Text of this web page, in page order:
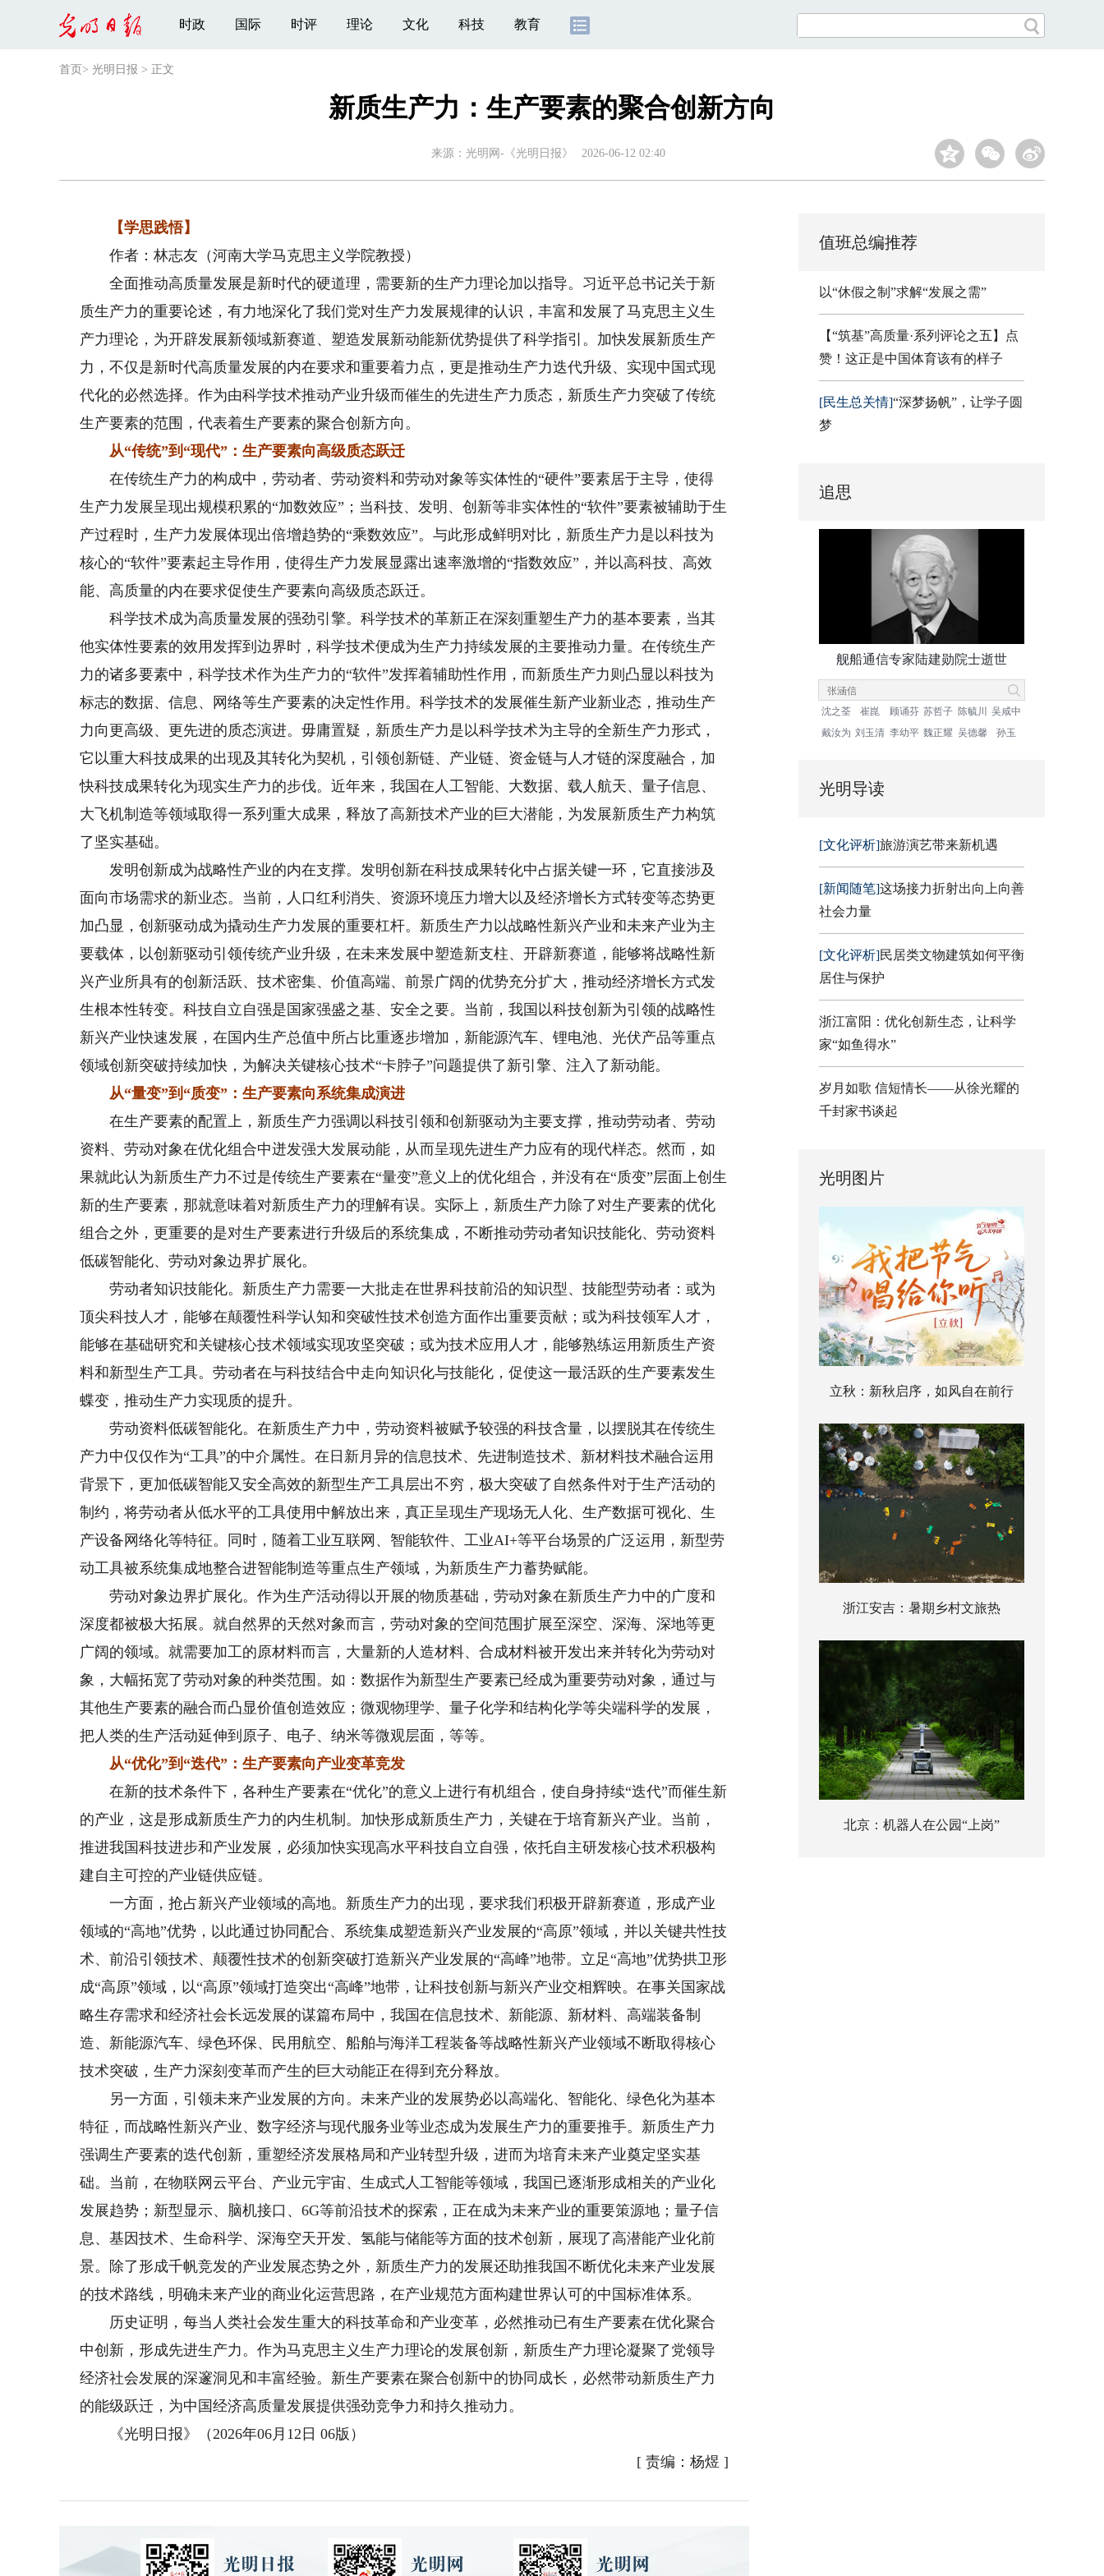
时政 国际 时评 理论 文化 科技 教育
首页 > 光明日报 > 正文
新质生产力：生产要素的聚合创新方向
来源： 光明网-《光明日报》 2026-06-12 02:40
【学思践悟】
作者：林志友（河南大学马克思主义学院教授）
全面推动高质量发展是新时代的硬道理，需要新的生产力理论加以指导。习近平总书记关于新
质生产力的重要论述，有力地深化了我们党对生产力发展规律的认识，丰富和发展了马克思主义生
产力理论，为开辟发展新领域新赛道、塑造发展新动能新优势提供了科学指引。加快发展新质生产
力，不仅是新时代高质量发展的内在要求和重要着力点，更是推动生产力迭代升级、实现中国式现
代化的必然选择。作为由科学技术推动产业升级而催生的先进生产力质态，新质生产力突破了传统
生产要素的范围，代表着生产要素的聚合创新方向。
从“传统”到“现代”：生产要素向高级质态跃迁
在传统生产力的构成中，劳动者、劳动资料和劳动对象等实体性的“硬件”要素居于主导，使得
生产力发展呈现出规模积累的“加数效应”；当科技、发明、创新等非实体性的“软件”要素被辅助于生
产过程时，生产力发展体现出倍增趋势的“乘数效应”。与此形成鲜明对比，新质生产力是以科技为
核心的“软件”要素起主导作用，使得生产力发展显露出速率激增的“指数效应”，并以高科技、高效
能、高质量的内在要求促使生产要素向高级质态跃迁。
科学技术成为高质量发展的强劲引擎。科学技术的革新正在深刻重塑生产力的基本要素，当其
他实体性要素的效用发挥到边界时，科学技术便成为生产力持续发展的主要推动力量。在传统生产
力的诸多要素中，科学技术作为生产力的“软件”发挥着辅助性作用，而新质生产力则凸显以科技为
标志的数据、信息、网络等生产要素的决定性作用。科学技术的发展催生新产业新业态，推动生产
力向更高级、更先进的质态演进。毋庸置疑，新质生产力是以科学技术为主导的全新生产力形式，
它以重大科技成果的出现及其转化为契机，引领创新链、产业链、资金链与人才链的深度融合，加
快科技成果转化为现实生产力的步伐。近年来，我国在人工智能、大数据、载人航天、量子信息、
大飞机制造等领域取得一系列重大成果，释放了高新技术产业的巨大潜能，为发展新质生产力构筑
了坚实基础。
发明创新成为战略性产业的内在支撑。发明创新在科技成果转化中占据关键一环，它直接涉及
面向市场需求的新业态。当前，人口红利消失、资源环境压力增大以及经济增长方式转变等态势更
加凸显，创新驱动成为撬动生产力发展的重要杠杆。新质生产力以战略性新兴产业和未来产业为主
要载体，以创新驱动引领传统产业升级，在未来发展中塑造新支柱、开辟新赛道，能够将战略性新
兴产业所具有的创新活跃、技术密集、价值高端、前景广阔的优势充分扩大，推动经济增长方式发
生根本性转变。科技自立自强是国家强盛之基、安全之要。当前，我国以科技创新为引领的战略性
新兴产业快速发展，在国内生产总值中所占比重逐步增加，新能源汽车、锂电池、光伏产品等重点
领域创新突破持续加快，为解决关键核心技术“卡脖子”问题提供了新引擎、注入了新动能。
从“量变”到“质变”：生产要素向系统集成演进
在生产要素的配置上，新质生产力强调以科技引领和创新驱动为主要支撑，推动劳动者、劳动
资料、劳动对象在优化组合中迸发强大发展动能，从而呈现先进生产力应有的现代样态。然而，如
果就此认为新质生产力不过是传统生产要素在“量变”意义上的优化组合，并没有在“质变”层面上创生
新的生产要素，那就意味着对新质生产力的理解有误。实际上，新质生产力除了对生产要素的优化
组合之外，更重要的是对生产要素进行升级后的系统集成，不断推动劳动者知识技能化、劳动资料
低碳智能化、劳动对象边界扩展化。
劳动者知识技能化。新质生产力需要一大批走在世界科技前沿的知识型、技能型劳动者：或为
顶尖科技人才，能够在颠覆性科学认知和突破性技术创造方面作出重要贡献；或为科技领军人才，
能够在基础研究和关键核心技术领域实现攻坚突破；或为技术应用人才，能够熟练运用新质生产资
料和新型生产工具。劳动者在与科技结合中走向知识化与技能化，促使这一最活跃的生产要素发生
蝶变，推动生产力实现质的提升。
劳动资料低碳智能化。在新质生产力中，劳动资料被赋予较强的科技含量，以摆脱其在传统生
产力中仅仅作为“工具”的中介属性。在日新月异的信息技术、先进制造技术、新材料技术融合运用
背景下，更加低碳智能又安全高效的新型生产工具层出不穷，极大突破了自然条件对于生产活动的
制约，将劳动者从低水平的工具使用中解放出来，真正呈现生产现场无人化、生产数据可视化、生
产设备网络化等特征。同时，随着工业互联网、智能软件、工业AI+等平台场景的广泛运用，新型劳
动工具被系统集成地整合进智能制造等重点生产领域，为新质生产力蓄势赋能。
劳动对象边界扩展化。作为生产活动得以开展的物质基础，劳动对象在新质生产力中的广度和
深度都被极大拓展。就自然界的天然对象而言，劳动对象的空间范围扩展至深空、深海、深地等更
广阔的领域。就需要加工的原材料而言，大量新的人造材料、合成材料被开发出来并转化为劳动对
象，大幅拓宽了劳动对象的种类范围。如：数据作为新型生产要素已经成为重要劳动对象，通过与
其他生产要素的融合而凸显价值创造效应；微观物理学、量子化学和结构化学等尖端科学的发展，
把人类的生产活动延伸到原子、电子、纳米等微观层面，等等。
从“优化”到“迭代”：生产要素向产业变革竞发
在新的技术条件下，各种生产要素在“优化”的意义上进行有机组合，使自身持续“迭代”而催生新
的产业，这是形成新质生产力的内生机制。加快形成新质生产力，关键在于培育新兴产业。当前，
推进我国科技进步和产业发展，必须加快实现高水平科技自立自强，依托自主研发核心技术积极构
建自主可控的产业链供应链。
一方面，抢占新兴产业领域的高地。新质生产力的出现，要求我们积极开辟新赛道，形成产业
领域的“高地”优势，以此通过协同配合、系统集成塑造新兴产业发展的“高原”领域，并以关键共性技
术、前沿引领技术、颠覆性技术的创新突破打造新兴产业发展的“高峰”地带。立足“高地”优势拱卫形
成“高原”领域，以“高原”领域打造突出“高峰”地带，让科技创新与新兴产业交相辉映。在事关国家战
略生存需求和经济社会长远发展的谋篇布局中，我国在信息技术、新能源、新材料、高端装备制
造、新能源汽车、绿色环保、民用航空、船舶与海洋工程装备等战略性新兴产业领域不断取得核心
技术突破，生产力深刻变革而产生的巨大动能正在得到充分释放。
另一方面，引领未来产业发展的方向。未来产业的发展势必以高端化、智能化、绿色化为基本
特征，而战略性新兴产业、数字经济与现代服务业等业态成为发展生产力的重要推手。新质生产力
强调生产要素的迭代创新，重塑经济发展格局和产业转型升级，进而为培育未来产业奠定坚实基
础。当前，在物联网云平台、产业元宇宙、生成式人工智能等领域，我国已逐渐形成相关的产业化
发展趋势；新型显示、脑机接口、6G等前沿技术的探索，正在成为未来产业的重要策源地；量子信
息、基因技术、生命科学、深海空天开发、氢能与储能等方面的技术创新，展现了高潜能产业化前
景。除了形成千帆竞发的产业发展态势之外，新质生产力的发展还助推我国不断优化未来产业发展
的技术路线，明确未来产业的商业化运营思路，在产业规范方面构建世界认可的中国标准体系。
历史证明，每当人类社会发生重大的科技革命和产业变革，必然推动已有生产要素在优化聚合
中创新，形成先进生产力。作为马克思主义生产力理论的发展创新，新质生产力理论凝聚了党领导
经济社会发展的深邃洞见和丰富经验。新生产要素在聚合创新中的协同成长，必然带动新质生产力
的能级跃迁，为中国经济高质量发展提供强劲竞争力和持久推动力。
《光明日报》（2026年06月12日 06版）
[ 责编：杨煜 ]
值班总编推荐
以“休假之制”求解“发展之需”
【“筑基”高质量·系列评论之五】点
赞！这正是中国体育该有的样子
[民生总关情]“深梦扬帆”，让学子圆
梦
追思
舰船通信专家陆建勋院士逝世
沈之荃 崔崑 顾诵芬 苏哲子 陈毓川
吴咸中
戴汝为 刘玉清 李幼平 魏正耀 吴德馨 孙玉
光明导读
[文化评析]旅游演艺带来新机遇
[新闻随笔]这场接力折射出向上向善
社会力量
[文化评析]民居类文物建筑如何平衡
居住与保护
浙江富阳：优化创新生态，让科学
家“如鱼得水”
岁月如歌 信短情长——从徐光耀的
千封家书谈起
光明图片
立秋：新秋启序，如风自在前行
浙江安吉：暑期乡村文旅热
北京：机器人在公园“上岗”